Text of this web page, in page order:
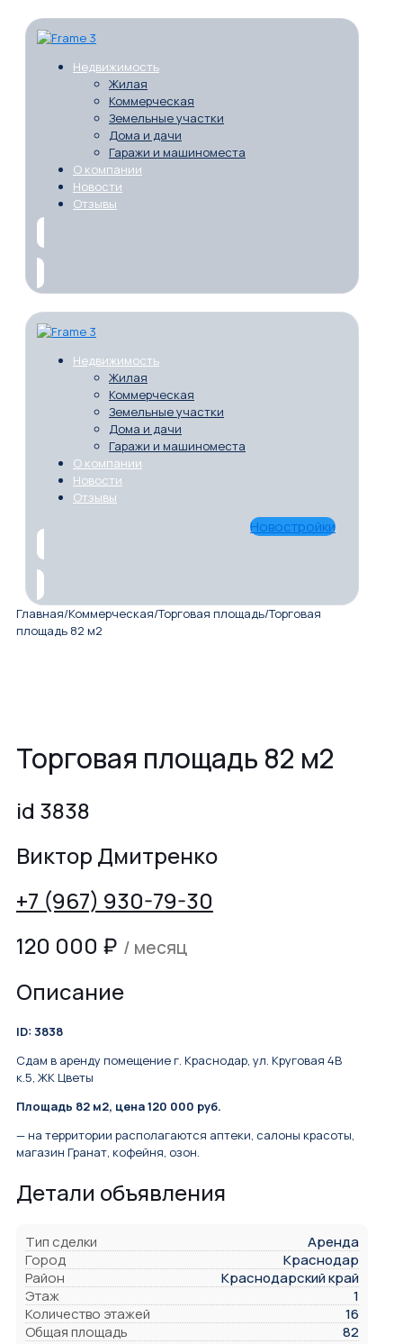
Недвижимость
Жилая
Коммерческая
Земельные участки
Дома и дачи
Гаражи и машиноместа
О компании
Новости
Отзывы
Недвижимость
Жилая
Коммерческая
Земельные участки
Дома и дачи
Гаражи и машиноместа
О компании
Новости
Отзывы
Новостройки
Главная/Коммерческая/Торговая площадь/Торговая
площадь 82 м2
Торговая площадь 82 м2
id 3838
Виктор Дмитренко
+7 (967) 930-79-30
120 000 ₽ / месяц
Описание
ID: 3838
Сдам в аренду помещение г. Краснодар, ул. Круговая 4В
к.5, ЖК Цветы
Площадь 82 м2, цена 120 000 руб.
— на территории располагаются аптеки, салоны красоты,
магазин Гранат, кофейня, озон.
Детали объявления
Тип сделки
Аренда
Город
Краснодар
Район
Краснодарский край
Этаж
1
Количество этажей
16
Общая площадь
82